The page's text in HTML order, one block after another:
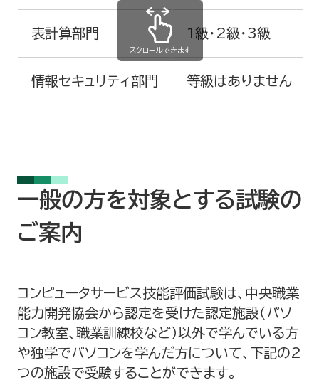
プライバシーポリシー
表計算部門 1級・2級・3級
情報セキュリティ部門 等級はありません
スクロールできます
一般の方を対象とする試験の
ご案内
コンピュータサービス技能評価試験は、中央職業
能力開発協会から認定を受けた認定施設（パソ
コン教室、職業訓練校など）以外で学んでいる方
や独学でパソコンを学んだ方について、下記の2
つの施設で受験することができます。